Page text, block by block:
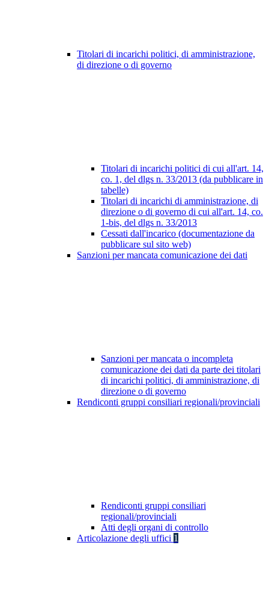
Titolari di incarichi politici, di amministrazione,
di direzione o di governo
Titolari di incarichi politici di cui all'art. 14,
co. 1, del dlgs n. 33/2013 (da pubblicare in
tabelle)
Titolari di incarichi di amministrazione, di
direzione o di governo di cui all'art. 14, co.
1-bis, del dlgs n. 33/2013
Cessati dall'incarico (documentazione da
pubblicare sul sito web)
Sanzioni per mancata comunicazione dei dati
Sanzioni per mancata o incompleta
comunicazione dei dati da parte dei titolari
di incarichi politici, di amministrazione, di
direzione o di governo
Rendiconti gruppi consiliari regionali/provinciali
Rendiconti gruppi consiliari
regionali/provinciali
Atti degli organi di controllo
Articolazione degli uffici 1